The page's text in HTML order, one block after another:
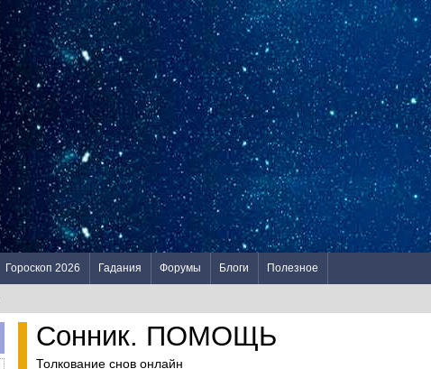
Гороскоп 2026 Гадания Форумы Блоги Полезное
Сонник. ПОМОЩЬ
Толкование снов онлайн